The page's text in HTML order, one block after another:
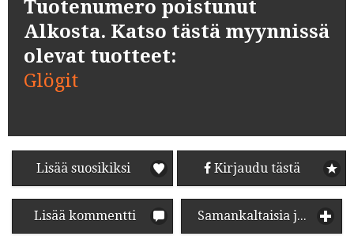
Tuotenumero poistunut
Alkosta. Katso tästä myynnissä
olevat tuotteet:
Glögit
Lisää suosikiksi Kirjaudu tästä
Lisää kommentti Samankaltaisia juomia